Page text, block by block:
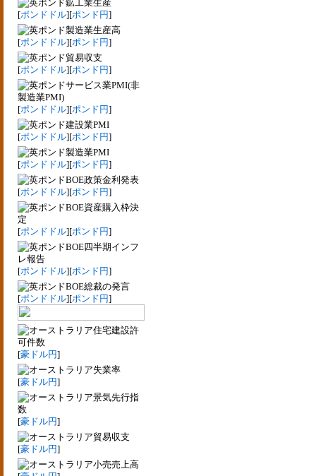
鉱工業生産
[ポンドドル][ポンド円]
製造業生産高
[ポンドドル][ポンド円]
貿易収支
[ポンドドル][ポンド円]
サービス業PMI(非
製造業PMI)
[ポンドドル][ポンド円]
建設業PMI
[ポンドドル][ポンド円]
製造業PMI
[ポンドドル][ポンド円]
BOE政策金利発表
[ポンドドル][ポンド円]
BOE資産購入枠決
定
[ポンドドル][ポンド円]
BOE四半期インフ
レ報告
[ポンドドル][ポンド円]
BOE総裁の発言
[ポンドドル][ポンド円]
住宅建設許
可件数
[豪ドル円]
失業率
[豪ドル円]
景気先行指
数
[豪ドル円]
貿易収支
[豪ドル円]
小売売上高